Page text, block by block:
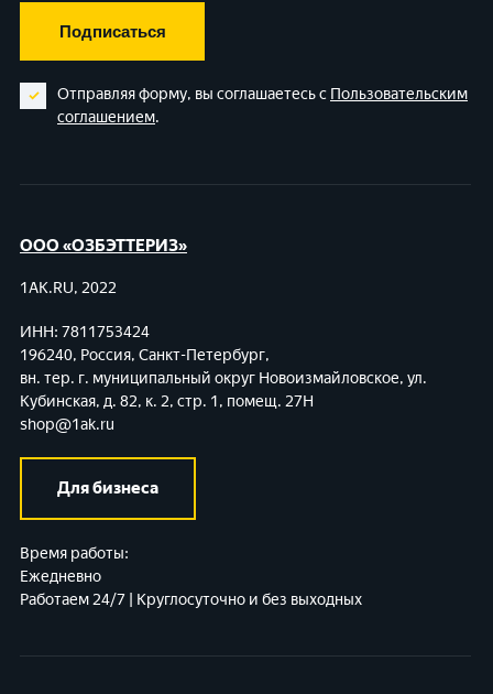
Подписаться
Отправляя форму, вы соглашаетесь с Пользовательским
соглашением.
ООО «ОЗБЭТТЕРИЗ»
1AK.RU, 2022
ИНН: 7811753424
196240, Россия, Санкт-Петербург,
вн. тер. г. муниципальный округ Новоизмайловское, ул.
Кубинская, д. 82, к. 2, стр. 1, помещ. 27Н
shop@1ak.ru
Для бизнеса
Время работы:
Ежедневно
Работаем 24/7 | Круглосуточно и без выходных